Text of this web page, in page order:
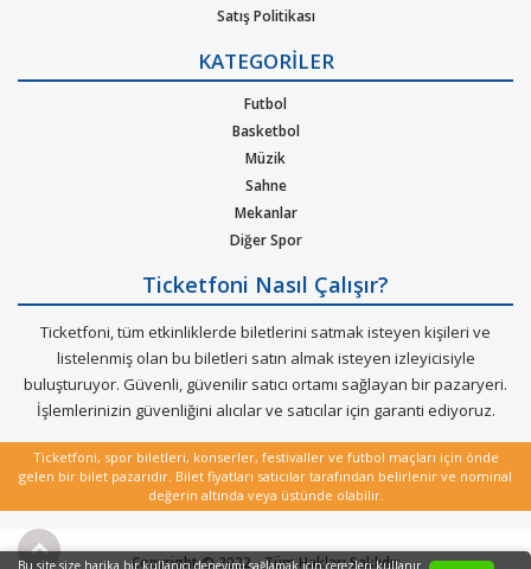
Satış Politikası
Kurumsal Ağırlama
Nasıl Çalışır
Bilet Tipi ve Teslimat
Üyelik Doğrulama
Sık Sorulan Sorular
KATEGORİLER
Futbol
Basketbol
Müzik
Sahne
Mekanlar
Diğer Spor
Ticketfoni Nasıl Çalışır?
Ticketfoni, tüm etkinliklerde biletlerini satmak isteyen kişileri ve
listelenmiş olan bu biletleri satın almak isteyen izleyicisiyle
buluşturuyor. Güvenli, güvenilir satıcı ortamı sağlayan bir pazaryeri.
İşlemlerinizin güvenliğini alıcılar ve satıcılar için garanti ediyoruz.
Ticketfoni, spor biletleri, konserler, festivaller ve futbol maçları için önde
gelen bir bilet pazarıdır. Bilet fiyatları satıcılar tarafından belirlenir ve nominal
değerin altında veya üstünde olabilir.
Copyright © 2022 - Tüm Hakları Saklıdır
Bu site size harika bir kullanıcı deneyimi sağlamak için çerezleri kullanır.